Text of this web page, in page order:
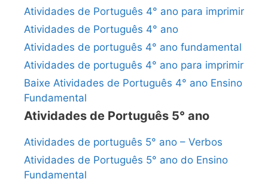
Atividades de Português 4° ano para imprimir
Atividades de Português 4° ano
Atividades de português 4° ano fundamental
Atividades de português 4° ano para imprimir
Baixe Atividades de Português 4° ano Ensino
Fundamental
Atividades de Português 5° ano
Atividades de português 5° ano – Verbos
Atividades de Português 5° ano do Ensino
Fundamental